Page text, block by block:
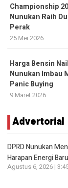
Championship
Nunukan Raih
Perak
25 Mei 2026
Harga Bensin
Nunukan Imbau
Panic Buying
9 Maret 2026
Advertorial
DPRD Nunukan
Harapan Energi
Agustus 6, 2026 |